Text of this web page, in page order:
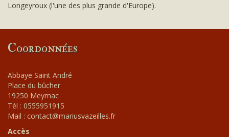
Longeyroux (l'une des plus grande d'Europe).
Coordonnées
Abbaye Saint André
Place du bûcher
19250 Meymac
Tél : 0555951915
Mail : contact@mariusvazeilles.fr
Accès